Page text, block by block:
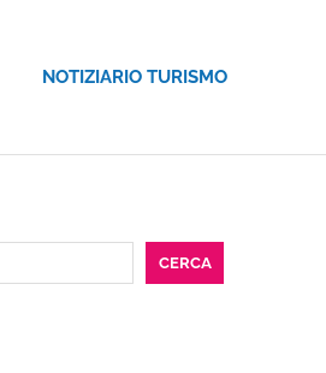
NOTIZIARIO TURISMO
CERCA